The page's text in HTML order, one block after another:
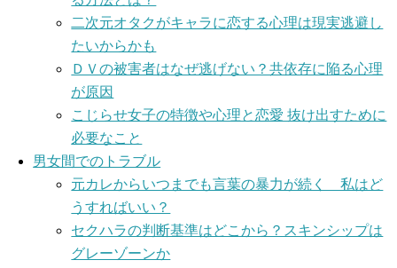
二次元オタクがキャラに恋する心理は現実逃避し
たいからかも
ＤＶの被害者はなぜ逃げない？共依存に陥る心理
が原因
こじらせ女子の特徴や心理と恋愛 抜け出すために
必要なこと
男女間でのトラブル
元カレからいつまでも言葉の暴力が続く 私はど
うすればいい？
セクハラの判断基準はどこから？スキンシップは
グレーゾーンか